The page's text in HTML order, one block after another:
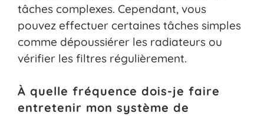
tâches complexes. Cependant, vous
pouvez effectuer certaines tâches simples
comme dépoussiérer les radiateurs ou
vérifier les filtres régulièrement.
À quelle fréquence dois-je faire
entretenir mon système de